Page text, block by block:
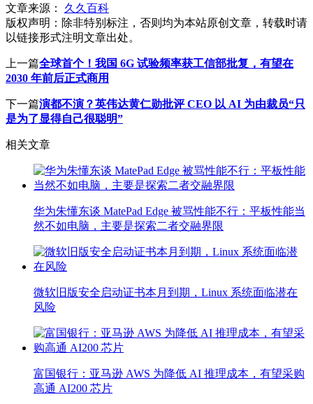
文章来源：
久久百科
版权声明： 除非特别标注，否则均为本站原创文章，转载时请
以链接形式注明文章出处。
上一篇全球首个！我国 6G 试验频率获工信部批复，有望在
2030 年前后正式商用
下一篇演都不演？英伟达黄仁勋批评 CEO 以 AI 为由裁员“只
是为了显得自己很聪明”
相关文章
华为朱懂东谈 MatePad Edge 被骂性能不行：平板性能当
然不如电脑，主要是探索二者交融界限
微软旧版安全启动证书本月到期，Linux 系统面临潜在
风险
富国银行：亚马逊 AWS 为降低 AI 推理成本，有望采购
高通 AI200 芯片